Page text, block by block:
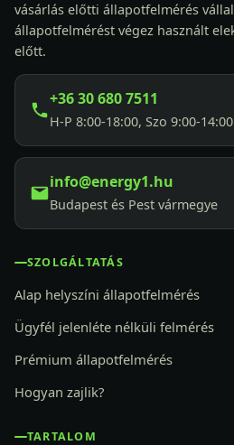
vásárlás előtti állapotfelmérés
állapotfelmérést végez használt
előtt.
+36 30 680 7511
H-P 8:00-18:00, Szo 9:00-14:00
info@energy1.hu
Budapest és Pest vármegye
SZOLGÁLTATÁS
Alap helyszíni állapotfelmérés
Ügyfél jelenléte nélküli felmérés
Prémium állapotfelmérés
Hogyan zajlik?
TARTALOM